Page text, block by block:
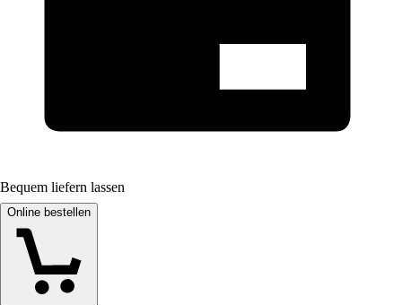
Bequem liefern lassen
Online bestellen